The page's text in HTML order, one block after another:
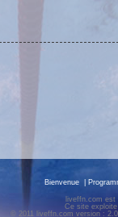
Bienvenue
liveffn.com est
Ce site
© 2011 liveffn.com version :